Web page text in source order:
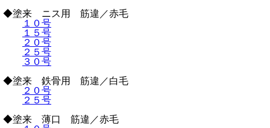
◆塗来 ニス用 筋違／赤毛
１０号
１５号
２０号
２５号
３０号
◆塗来 鉄骨用 筋違／白毛
２０号
２５号
◆塗来 薄口 筋違／赤毛